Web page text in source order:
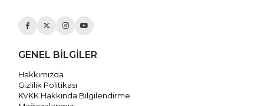
GENEL BİLGİLER
Hakkımızda
Gizlilik Politikası
KVKK Hakkında Bilgilendirme